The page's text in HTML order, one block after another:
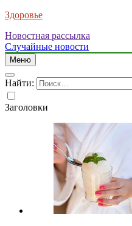
Здоровье
Новостная рассылка
Случайные новости
Меню
Найти:
Заголовки